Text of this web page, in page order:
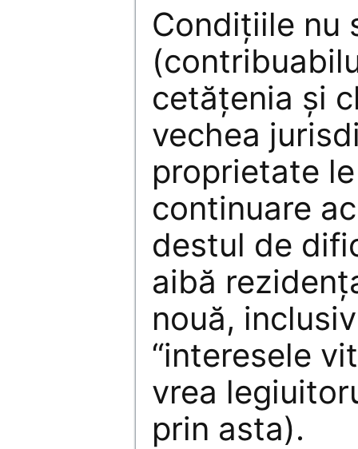
Condițiile nu
cetățenia și
vechea
proprietate
continuare
destul de
aibă
nouă,
“interesele
vrea
prin asta).